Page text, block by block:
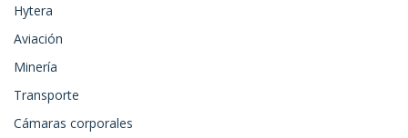
Hytera
Aviación
Minería
Transporte
Cámaras corporales